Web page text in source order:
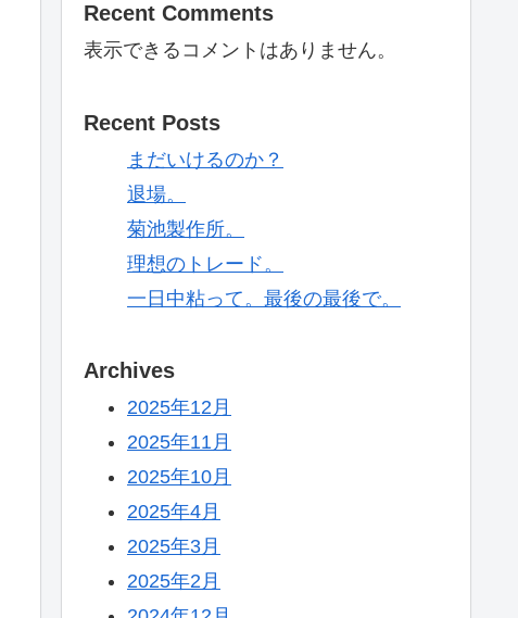
Recent Comments
表示できるコメントはありません。
Recent Posts
まだいけるのか？
退場。
菊池製作所。
理想のトレード。
一日中粘って。最後の最後で。
Archives
2025年12月
2025年11月
2025年10月
2025年4月
2025年3月
2025年2月